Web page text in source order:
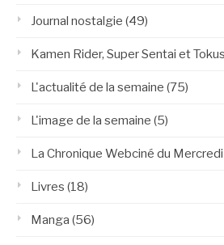
Journal nostalgie (49)
Kamen Rider, Super Sentai et
L'actualité de la semaine (75)
L'image de la semaine (5)
La Chronique Webciné du Mercredi
Livres (18)
Manga (56)